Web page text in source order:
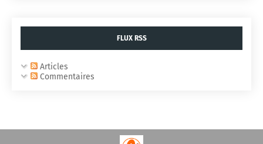
FLUX RSS
Articles
Commentaires